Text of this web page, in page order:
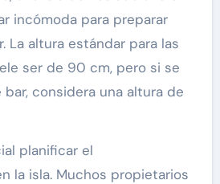
incómoda para preparar
La altura estándar para las
ser de 90 cm, pero si se
considera una altura de
planificar el
la isla. Muchos propietarios